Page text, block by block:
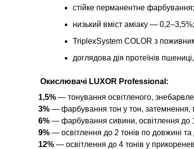
стійке перманентне фарбування;
низький вміст аміаку — 0,2–3,5%;
TriplexSystem COLOR з
доглядова дія протеїнів
Окислювачі LUXOR Professional:
1,5% — тонування освітленого,
3% — фарбування тон у тон, затемнення,
6% — фарбування сивини, освітлення до
9% — освітлення до 2 тонів по довжині та
12% — освітлення до 4 тонів у